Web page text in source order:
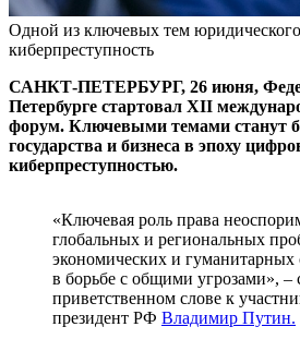
Одной из ключевых тем
киберпреступность
САНКТ-ПЕТЕРБУРГ, 26 июня,
Петербурге стартовал XII
форум. Ключевыми темами станут
государства и бизнеса в эпоху
киберпреступностью.
«Ключевая роль права
глобальных и региональных
экономических и гуманитарных
в борьбе с общими угрозами», –
приветственном слове к
президент РФ Владимир Путин.